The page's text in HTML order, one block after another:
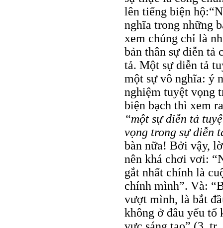
lên tiếng biện
nghĩa trong những
xem chúng chỉ là
bản thân sự diễn tả
tả. Một sự diễn tả
một sự vô nghĩa: ý
nghiệm tuyệt vọng
biện bạch thì xem
“một sự diễn tả
vọng trong sự diễn
bàn nữa! Bởi vậy,
nên khá chơi vơi:
gắt nhất chính là
chính mình”. Và:
vượt mình, là bắt
không ở đâu yếu